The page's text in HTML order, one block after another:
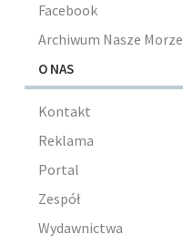
Facebook
Archiwum Nasze Morze
O NAS
Kontakt
Reklama
Portal
Zespół
Wydawnictwa